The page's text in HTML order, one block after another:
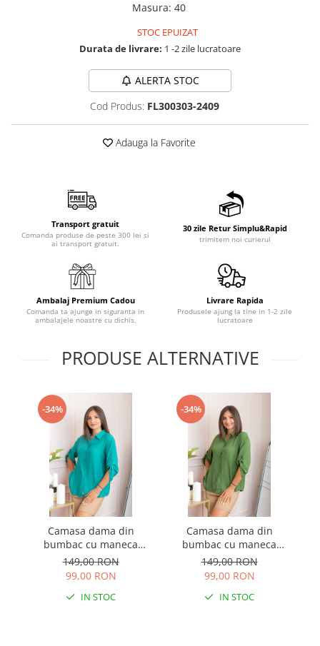
Masura: 40
STOC EPUIZAT
Durata de livrare: 1 -2 zile lucratoare
ALERTA STOC
Cod Produs: FL300303-2409
Adauga la Favorite
Transport gratuit
Comanda produse de peste 300 lei si
ai transport gratuit.
30 zile Retur Simplu&Rapid
trimitem noi curierul
Ambalaj Premium Cadou
Comanda ta ajunge in siguranta in
ambalajele noastre cu dichis.
Livrare Rapida
Produsele ajung la tine in 1-2 zile
lucratoare
PRODUSE ALTERNATIVE
-34%
Camasa dama din
bumbac cu maneca
reglabila Elaine - Turcoaz
149,00 RON
99,00 RON
IN STOC
-34%
Camasa dama din
bumbac cu maneca
reglabila Elaine - Verde
149,00 RON
99,00 RON
IN STOC